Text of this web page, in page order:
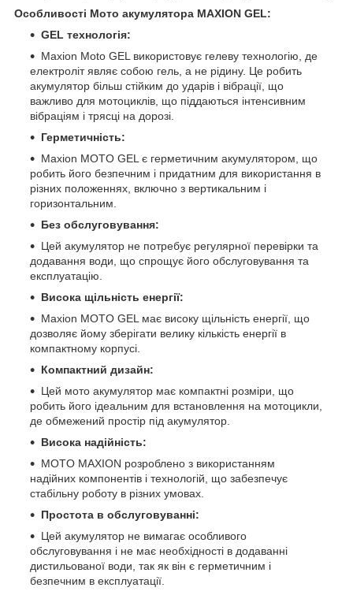
Особливості Мото акумулятора MAXION GEL:
GEL технологія:
Maxion Moto GEL використовує гелеву технологію, де
електроліт являє собою гель, а не рідину. Це робить
акумулятор більш стійким до ударів і вібрації, що
важливо для мотоциклів, що піддаються інтенсивним
вібраціям і трясці на дорозі.
Герметичність:
Maxion MOTO GEL є герметичним акумулятором, що
робить його безпечним і придатним для використання в
різних положеннях, включно з вертикальним і
горизонтальним.
Без обслуговування:
Цей акумулятор не потребує регулярної перевірки та
додавання води, що спрощує його обслуговування та
експлуатацію.
Висока щільність енергії:
Maxion MOTO GEL має високу щільність енергії, що
дозволяє йому зберігати велику кількість енергії в
компактному корпусі.
Компактний дизайн:
Цей мото акумулятор має компактні розміри, що
робить його ідеальним для встановлення на мотоцикли,
де обмежений простір під акумулятор.
Висока надійність:
MOTO MAXION розроблено з використанням
надійних компонентів і технологій, що забезпечує
стабільну роботу в різних умовах.
Простота в обслуговуванні:
Цей акумулятор не вимагає особливого
обслуговування і не має необхідності в додаванні
дистильованої води, так як він є герметичним і
безпечним в експлуатації.